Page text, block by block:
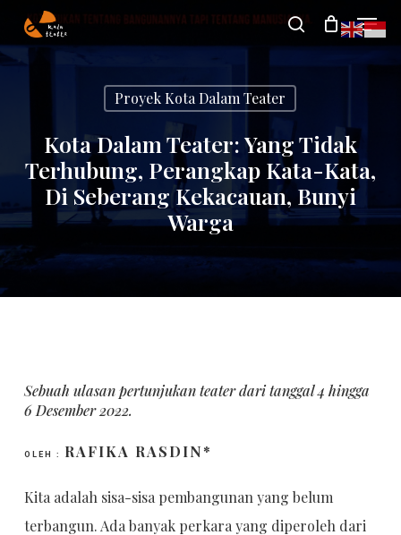
to
main
search
Menu
Proyek Kota Dalam Teater
Kota Dalam Teater: Yang Tidak
Terhubung, Perangkap Kata-Kata,
Di Seberang Kekacauan, Bunyi
Warga
Sebuah ulasan pertunjukan teater dari tanggal 4 hingga
6 Desember 2022.
OLEH : RAFIKA RASDIN*
Kita adalah sisa-sisa pembangunan yang belum
terbangun. Ada banyak perkara yang diperoleh dari